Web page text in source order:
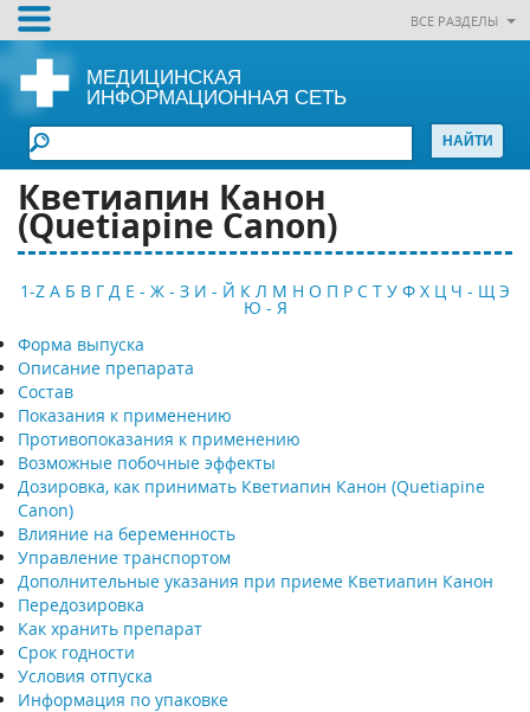
ВСЕ РАЗДЕЛЫ
МЕДИЦИНСКАЯ
ИНФОРМАЦИОННАЯ СЕТЬ
Кветиапин Канон
(Quetiapine Canon)
1-Z А Б В Г Д Е - Ж - З И - Й К Л М Н О П Р С Т У Ф Х Ц Ч - Щ Э
Ю - Я
Форма выпуска
Описание препарата
Состав
Показания к применению
Противопоказания к применению
Возможные побочные эффекты
Дозировка, как принимать Кветиапин Канон (Quetiapine
Canon)
Влияние на беременность
Управление транспортом
Дополнительные указания при приеме Кветиапин Канон
Передозировка
Как хранить препарат
Срок годности
Условия отпуска
Информация по упаковке